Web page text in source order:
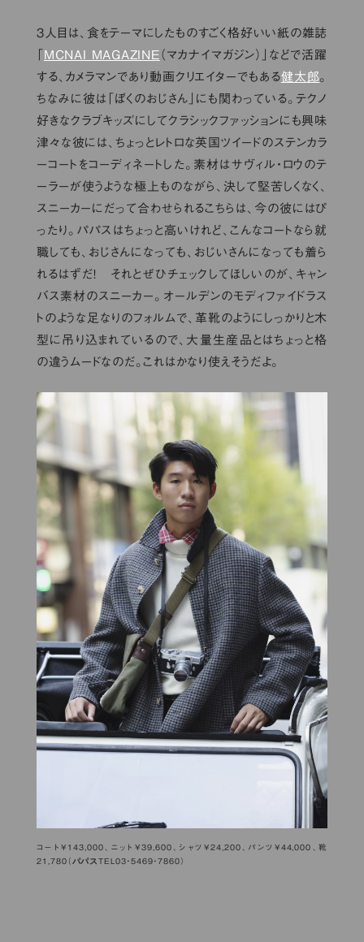
３人目は、食をテーマにしたものすごく格好いい紙の雑誌
MCNAI MAGAZINE （マカナイマガジン）」などで活躍
する、カメラマンであり動画クリエイターでもある健太郎。
ちなみに彼は「ぼくのおじさん」にも関わっている。テクノ
好きなクラブキッズにしてクラシックファッションにも興味
津々な彼には、ちょっとレトロな英国ツイードのステンカラ
ーコートをコーディネートした。素材はサヴィル・ロウのテ
ーラーが使うような極上ものながら、決して堅苦しくなく、
スニーカーにだって合わせられるこちらは、今の彼にはぴ
ったり。パパスはちょっと高いけれど、こんなコートなら就
職しても、おじさんになっても、おじいさんになっても着ら
れるはずだ！ それとぜひチェックしてほしいのが、キャン
バス素材のスニーカー。オールデンのモディファイドラス
トのような足なりのフォルムで、革靴のようにしっかりと木
型に吊り込まれているので、大量生産品とはちょっと格
の違うムードなのだ。これはかなり使えそうだよ。
コート¥143,000、ニット¥39,600、シャツ¥24,200、パンツ¥44,000、靴
21,780（ パパスTEL03・5469・7860）